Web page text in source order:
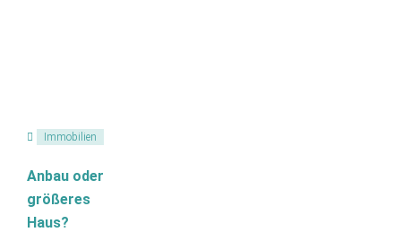
Immobilien
Anbau oder
größeres
Haus?